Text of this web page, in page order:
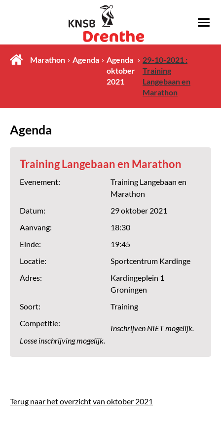
Marathon Agenda
Agenda
oktober
2021
29-10-2021 :
Training
Langebaan en
Marathon
Agenda
Training Langebaan en Marathon
Evenement:
Training Langebaan en
Marathon
Datum:
29 oktober 2021
Aanvang:
18:30
Einde:
19:45
Locatie:
Sportcentrum Kardinge
Adres:
Kardingeplein 1
Groningen
Soort:
Training
Competitie:
Inschrijven NIET mogelijk.
Losse inschrijving mogelijk.
Terug naar het overzicht van oktober 2021